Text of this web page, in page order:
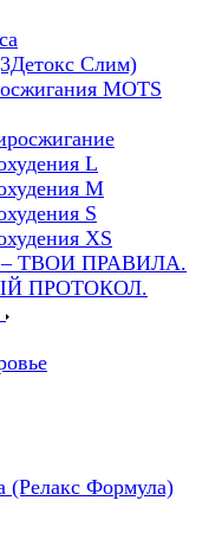
Слим)
MOTS
L
M
S
ХS
ТВОИ ПРАВИЛА.
ПРОТОКОЛ.
(Релакс Формула)